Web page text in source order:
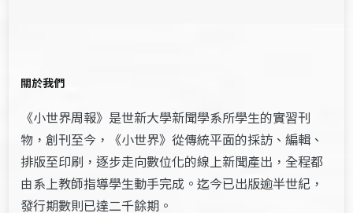
關於我們
《小世界周報》是世新大學新聞學系所學生的實習刊
物，創刊至今，《小世界》從傳統平面的採訪、編輯、
排版至印刷，逐步走向數位化的線上新聞產出，全程都
由系上教師指導學生動手完成。迄今已出版逾半世紀，
發行期數則已達二千餘期。